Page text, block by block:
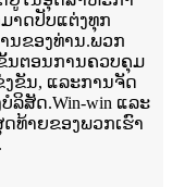
ມາດປັບແຕ່ງທຸກ
ນຂອງທ່ານ.ພວກ
ນຕອນການຄວບຄຸມ
ຂັນ, ແລະການຈັດ
ລິສັດ.Win-win ແລະ
ທ້າຍຂອງພວກເຮົາ